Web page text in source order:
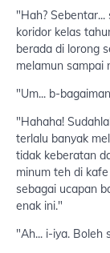
"Hah?
koridor kelas
berada di lorong
melamun sampai
"Um... b-
"Hahaha!
terlalu banyak
tidak keberatan
minum teh di
sebagai ucapan
enak ini."
"Ah... i-iya. Boleh